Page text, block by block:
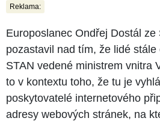
Reklama:
Europoslanec Ondřej Dostál
pozastavil nad tím, že lidé
STAN vedené ministrem vnitra
to v kontextu toho, že tu je
poskytovatelé internetového
adresy webových stránek, na